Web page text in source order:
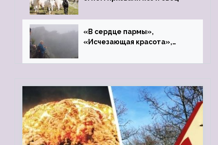
«В сердце пармы»,
«Исчезающая красота»,